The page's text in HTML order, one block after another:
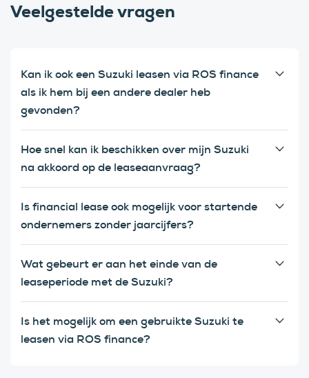
Veelgestelde vragen
Kan ik ook een Suzuki leasen via ROS finance
als ik hem bij een andere dealer heb
gevonden?
Hoe snel kan ik beschikken over mijn Suzuki
na akkoord op de leaseaanvraag?
Is financial lease ook mogelijk voor startende
ondernemers zonder jaarcijfers?
Wat gebeurt er aan het einde van de
leaseperiode met de Suzuki?
Is het mogelijk om een gebruikte Suzuki te
leasen via ROS finance?